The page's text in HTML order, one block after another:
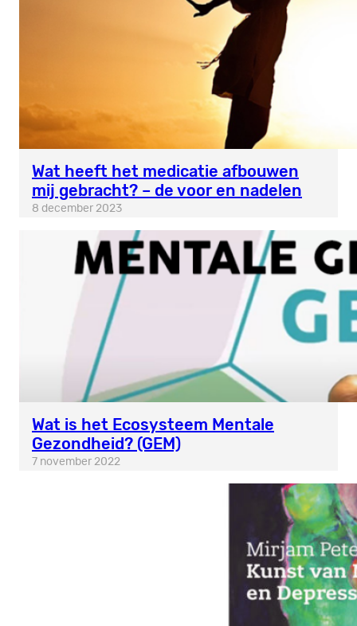
Wat heeft het medicatie afbouwen
mij gebracht? – de voor en nadelen
8 december 2023
Wat is het Ecosysteem Mentale
Gezondheid? (GEM)
7 november 2022